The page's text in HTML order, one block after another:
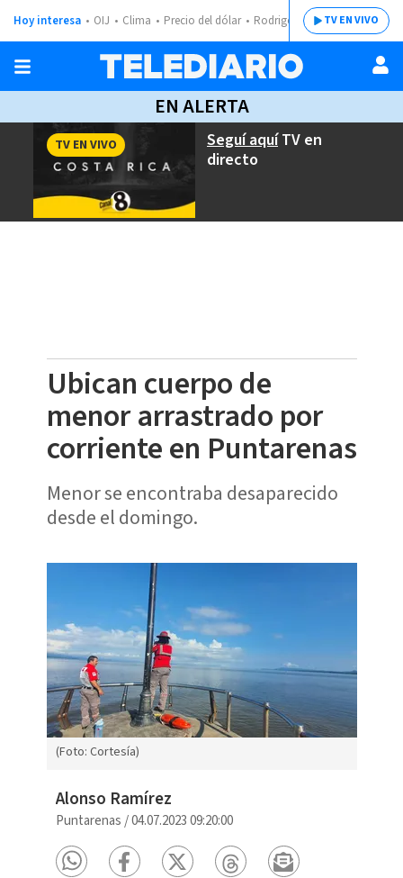
Hoy interesa OIJ Clima Precio del dólar Rodrigo ChavesTV EN VIVO
EN ALERTA
Seguí aquíTV en
directo
TV EN VIVO
Ubican cuerpo de
menor arrastrado por
corriente en Puntarenas
Menor se encontraba desaparecido
desde el domingo.
(Foto: Cortesía)
Alonso Ramírez
Puntarenas /04.07.2023 09:20:00